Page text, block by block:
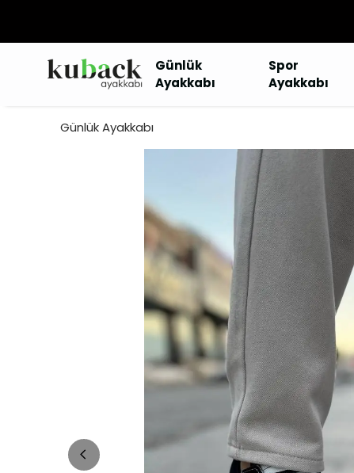
Günlük
Ayakkabı
Spor
Ayakkabı
Günlük Ayakkabı